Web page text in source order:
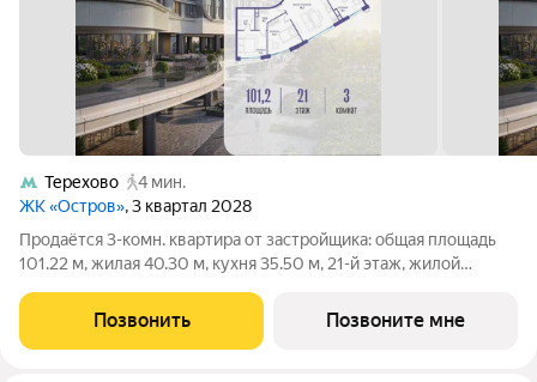
Терехово
4 мин.
ЖК «Остров», 3 квартал 2028
Продаётся 3-комн. квартира от застройщика: общая площадь
101.22 м, жилая 40.30 м, кухня 35.50 м, 21-й этаж, жилой
2028 года. 3 санузла (1 раздельный и 2 совмещенных). В жилой
зоне 2
Позвонить Позвоните мне